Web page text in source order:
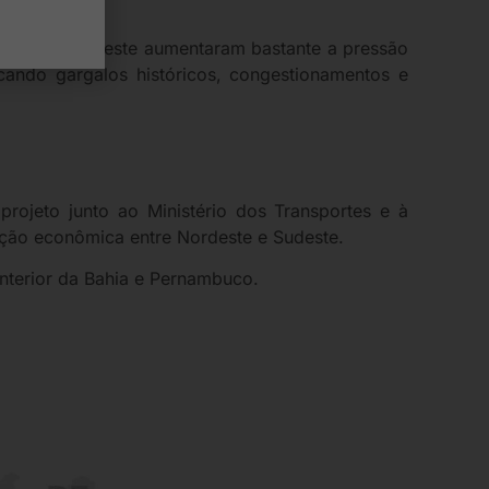
do Nordeste aumentaram bastante a pressão
gargalos históricos, congestionamentos e
junto ao Ministério dos Transportes e à
econômica entre Nordeste e Sudeste.
da Bahia e Pernambuco.